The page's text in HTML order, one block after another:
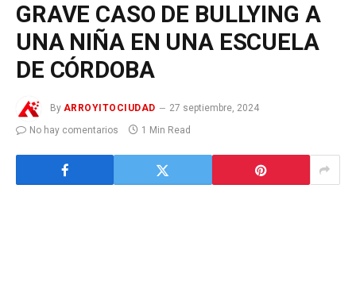
GRAVE CASO DE BULLYING A
UNA NIÑA EN UNA ESCUELA
DE CÓRDOBA
By ARROYITOCIUDAD
27 septiembre, 2024
No hay comentarios
1 Min Read